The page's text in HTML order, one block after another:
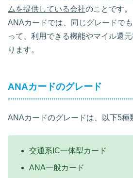
ムを提供している会社のことです。
ANAカードでは、同じグレードで
って、利用できる機能やマイル還
ります。
ANAカードのグレード
ANAカードのグレードは、以下5種
交通系IC一体型カード
ANA一般カード